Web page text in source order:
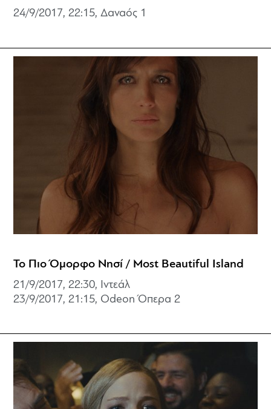
24/9/2017, 22:15, Δαναός 1
Το Πιο Όμορφο Νησί / Most Beautiful Island
21/9/2017, 22:30, Ιντεάλ
23/9/2017, 21:15, Odeon Όπερα 2